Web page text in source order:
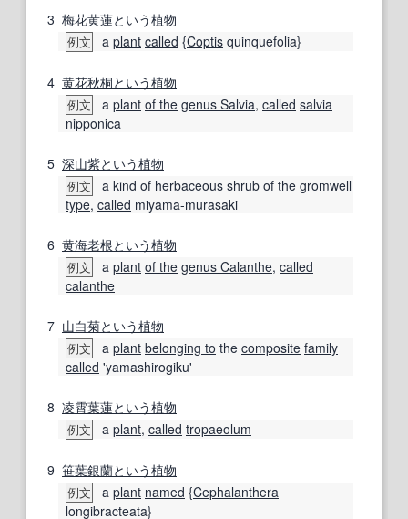
3 梅花黄蓮という植物
例文 a plant called {Coptis quinquefolia}
4 黄花秋桐という植物
例文 a plant of the genus Salvia, called salvia
nipponica
5 深山紫という植物
例文 a kind of herbaceous shrub of the gromwell
type, called miyama-murasaki
6 黄海老根という植物
例文 a plant of the genus Calanthe, called
calanthe
7 山白菊という植物
例文 a plant belonging to the composite family
called 'yamashirogiku'
8 凌霄葉蓮という植物
例文 a plant, called tropaeolum
9 笹葉銀蘭という植物
例文 a plant named {Cephalanthera
longibracteata}